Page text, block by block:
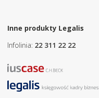
Inne produkty Legalis
Infolinia: 22 311 22 22